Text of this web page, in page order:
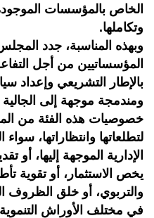
الخاص بالمؤسسات
وتكاملها.
وبهذه المناسبة، جدد
المؤسساتيين من أجل
بالإطار التشريعي وإعداد
ومندمجة موجهة إلى الجالية
خصوصيات هذه الفئة من
لتطلعاتها وانتظاراتها،
الإدارية الموجهة إليها، أو
يخص الاستثمار، أو تقوية
والتربوي، أو خلق الظروف
في مختلف الأوراش